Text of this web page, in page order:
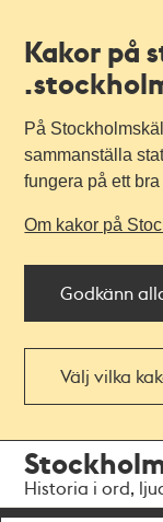
Kakor på
På
sammanställa
fungera på ett
Om kakor på
Godkänn
Välj vilka
navigationen
huvudinnehållet
Historia i ord,